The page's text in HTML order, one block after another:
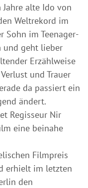
alte Ido von
Weltrekord im
Sohn im Teenager-
und geht lieber
Erzählweise
und Trauer
da passiert ein
ändert.
Regisseur Nir
eine beinahe
Filmpreis
erhielt im letzten
den